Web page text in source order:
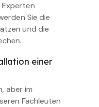
Experten
Sie die
und die
einer
aber im
Fachleuten